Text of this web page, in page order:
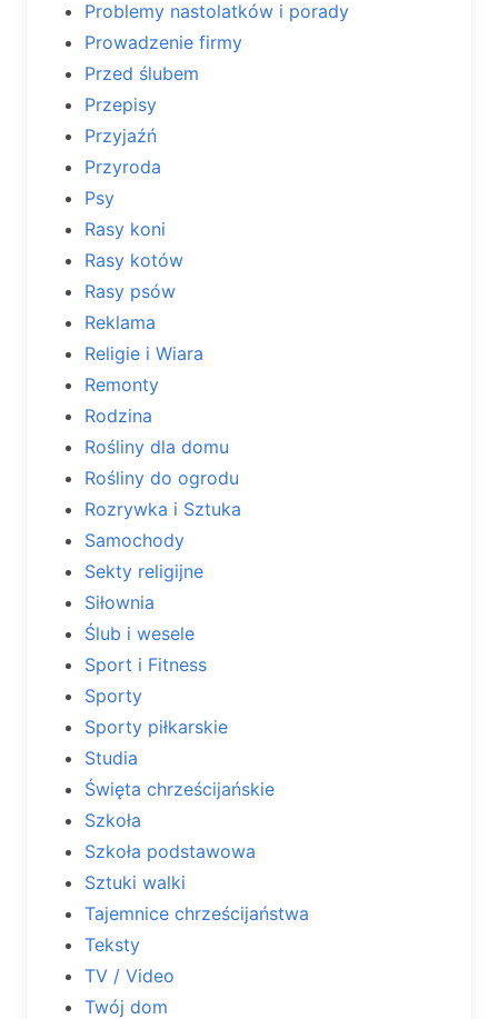
Problemy nastolatków i porady
Prowadzenie firmy
Przed ślubem
Przepisy
Przyjaźń
Przyroda
Psy
Rasy koni
Rasy kotów
Rasy psów
Reklama
Religie i Wiara
Remonty
Rodzina
Rośliny dla domu
Rośliny do ogrodu
Rozrywka i Sztuka
Samochody
Sekty religijne
Siłownia
Ślub i wesele
Sport i Fitness
Sporty
Sporty piłkarskie
Studia
Święta chrześcijańskie
Szkoła
Szkoła podstawowa
Sztuki walki
Tajemnice chrześcijaństwa
Teksty
TV / Video
Twój dom